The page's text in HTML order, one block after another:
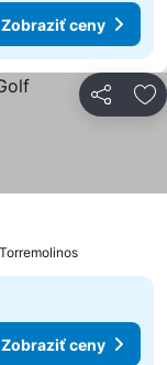
Zobraziť ceny
Zdieľať
Zobraziť ceny